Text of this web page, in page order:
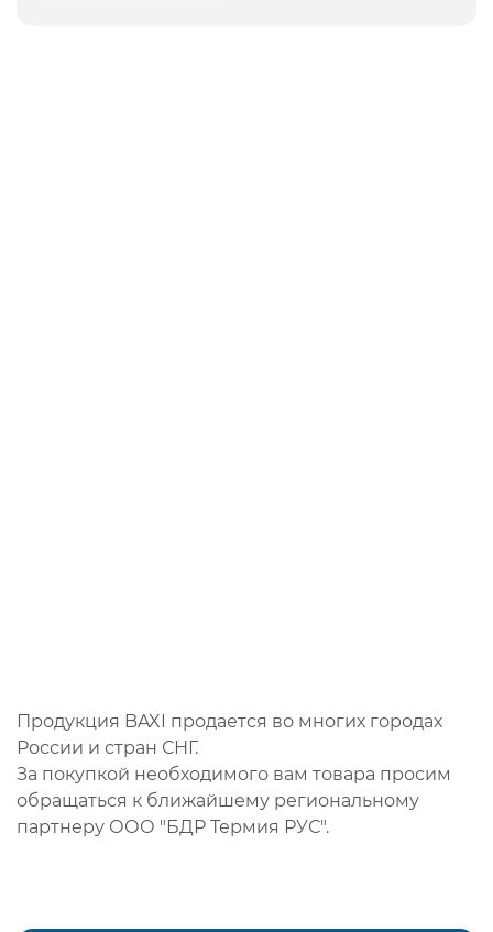
Продукция BAXI продается во многих городах
России и стран СНГ.
За покупкой необходимого вам товара просим
обращаться к ближайшему региональному
партнеру ООО "БДР Термия РУС".